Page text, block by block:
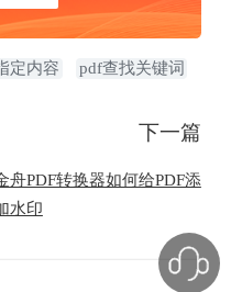
定内容 pdf查找关键词
下一篇
舟PDF转换器如何给PDF添
水印